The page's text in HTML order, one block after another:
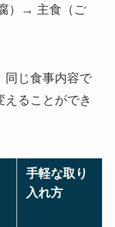
）→ 主食（ご
同じ食事内容で
ることができ
手軽な取り
入れ方